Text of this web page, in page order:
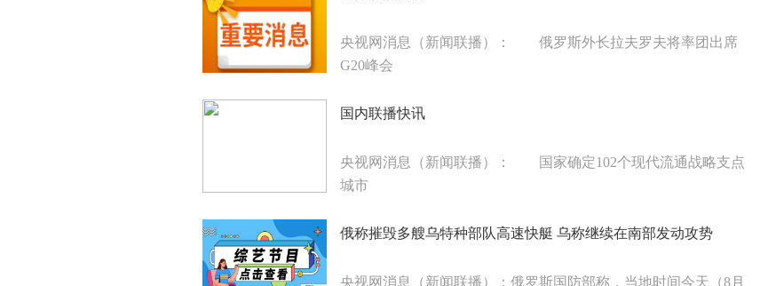
央视网消息（新闻联播）： 俄罗斯外长拉夫罗夫将率团出席
G20峰会
国内联播快讯
央视网消息（新闻联播）： 国家确定102个现代流通战略支点
城市
俄称摧毁多艘乌特种部队高速快艇 乌称继续在南部发动攻势
央视网消息（新闻联播）：俄罗斯国防部称，当地时间今天（8月